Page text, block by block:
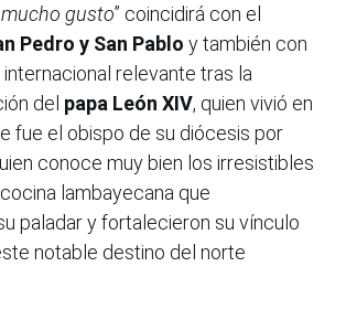
gusto” coincidirá con el
Pedro y San Pablo y también con
relevante tras la
del papa León XIV, quien vivió en
fue el obispo de su diócesis por
conoce muy bien los irresistibles
lambayecana que
paladar y fortalecieron su vínculo
notable destino del norte